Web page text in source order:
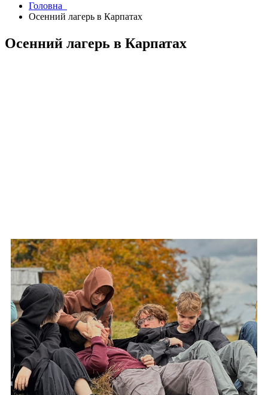
Головна
Осенний лагерь в Карпатах
Осенний лагерь в Карпатах